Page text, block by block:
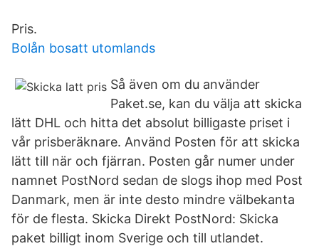
Pris.
Bolån bosatt utomlands
Så även om du använder
Paket.se, kan du välja att skicka
lätt DHL och hitta det absolut billigaste priset i
vår prisberäknare. Använd Posten för att skicka
lätt till när och fjärran. Posten går numer under
namnet PostNord sedan de slogs ihop med Post
Danmark, men är inte desto mindre välbekanta
för de flesta. Skicka Direkt PostNord: Skicka
paket billigt inom Sverige och till utlandet.